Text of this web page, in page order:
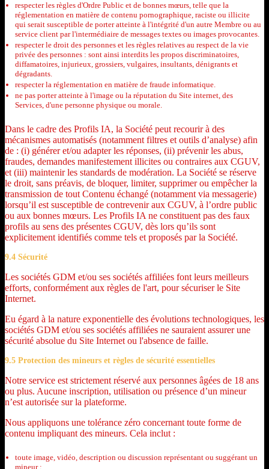
respecter les règles d'Ordre Public et de bonnes mœurs, telle que la
réglementation en matière de contenu pornographique, raciste ou illicite
qui serait susceptible de porter atteinte à l'intégrité d'un autre Membre ou au
service client par l'intermédiaire de messages textes ou images provocantes.
respecter le droit des personnes et les règles relatives au respect de la vie
privée des personnes : sont ainsi interdits les propos discriminatoires,
diffamatoires, injurieux, grossiers, vulgaires, insultants, dénigrants et
dégradants.
respecter la réglementation en matière de fraude informatique.
ne pas porter atteinte à l'image ou la réputation du Site internet, des
Services, d'une personne physique ou morale.
Dans le cadre des Profils IA, la Société peut recourir à des
mécanismes automatisés (notamment filtres et outils d’analyse) afin
de : (i) générer et/ou adapter les réponses, (ii) prévenir les abus,
fraudes, demandes manifestement illicites ou contraires aux CGUV,
et (iii) maintenir les standards de modération. La Société se réserve
le droit, sans préavis, de bloquer, limiter, supprimer ou empêcher la
transmission de tout Contenu échangé (notamment via messagerie)
lorsqu’il est susceptible de contrevenir aux CGUV, à l’ordre public
ou aux bonnes mœurs. Les Profils IA ne constituent pas des faux
profils au sens des présentes CGUV, dès lors qu’ils sont
explicitement identifiés comme tels et proposés par la Société.
9.4 Sécurité
Les sociétés GDM et/ou ses sociétés affiliées font leurs meilleurs
efforts, conformément aux règles de l'art, pour sécuriser le Site
Internet.
Eu égard à la nature exponentielle des évolutions technologiques, les
sociétés GDM et/ou ses sociétés affiliées ne sauraient assurer une
sécurité absolue du Site Internet ou l'absence de faille.
9.5 Protection des mineurs et règles de sécurité essentielles
Notre service est strictement réservé aux personnes âgées de 18 ans
ou plus. Aucune inscription, utilisation ou présence d’un mineur
n’est autorisée sur la plateforme.
Nous appliquons une tolérance zéro concernant toute forme de
contenu impliquant des mineurs. Cela inclut :
toute image, vidéo, description ou discussion représentant ou suggérant un
mineur ;